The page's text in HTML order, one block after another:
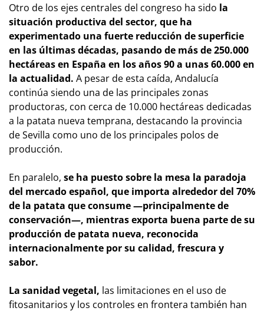
Otro de los ejes centrales del congreso ha sido la
situación productiva del sector, que ha
experimentado una fuerte reducción de superficie
en las últimas décadas, pasando de más de 250.000
hectáreas en España en los años 90 a unas 60.000 en
la actualidad. A pesar de esta caída, Andalucía
continúa siendo una de las principales zonas
productoras, con cerca de 10.000 hectáreas dedicadas
a la patata nueva temprana, destacando la provincia
de Sevilla como uno de los principales polos de
producción.
En paralelo, se ha puesto sobre la mesa la paradoja
del mercado español, que importa alrededor del 70%
de la patata que consume —principalmente de
conservación—, mientras exporta buena parte de su
producción de patata nueva, reconocida
internacionalmente por su calidad, frescura y
sabor.
La sanidad vegetal, las limitaciones en el uso de
fitosanitarios y los controles en frontera también han